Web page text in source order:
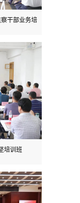
干部业务培
培训班